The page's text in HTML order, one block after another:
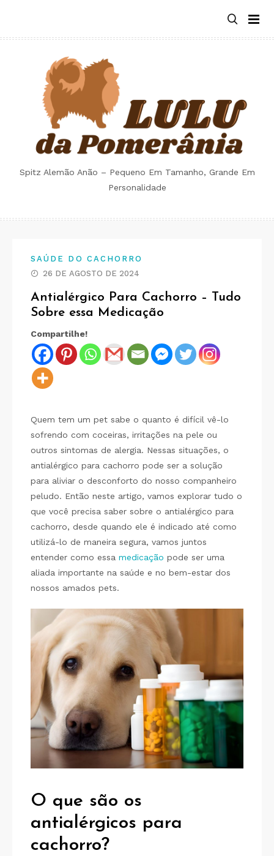
content
Spitz Alemão Anão – Pequeno Em Tamanho, Grande Em
Personalidade
SAÚDE DO CACHORRO
26 DE AGOSTO DE 2024
Antialérgico Para Cachorro – Tudo
Sobre essa Medicação
Compartilhe!
Quem tem um pet sabe o quanto é difícil vê-lo
sofrendo com coceiras, irritações na pele ou
outros sintomas de alergia. Nessas situações, o
antialérgico para cachorro pode ser a solução
para aliviar o desconforto do nosso companheiro
peludo. Então neste artigo, vamos explorar tudo o
que você precisa saber sobre o antialérgico para
cachorro, desde quando ele é indicado até como
utilizá-lo de maneira segura, vamos juntos
entender como essa medicação pode ser uma
aliada importante na saúde e no bem-estar dos
nossos amados pets.
O que são os
antialérgicos para
cachorro?